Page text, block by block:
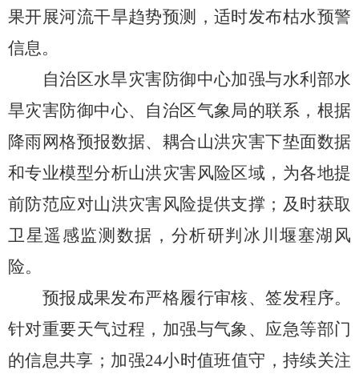
果开展河流干旱趋势预测，适时发布枯水预警
信息。
自治区水旱灾害防御中心加强与水利部水
旱灾害防御中心、自治区气象局的联系，根据
降雨网格预报数据、耦合山洪灾害下垫面数据
和专业模型分析山洪灾害风险区域，为各地提
前防范应对山洪灾害风险提供支撑；及时获取
卫星遥感监测数据，分析研判冰川堰塞湖风
险。
预报成果发布严格履行审核、签发程序。
针对重要天气过程，加强与气象、应急等部门
的信息共享；加强24小时值班值守，持续关注